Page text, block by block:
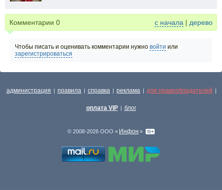
Комментарии 0 с начала | дерево
Чтобы писать и оценивать комментарии нужно войти или
зарегистрироваться
администрация | правила | справка | реклама | для правообладателей |
оплата VIP | блог
© 2008-2026 ООО « Инфон »